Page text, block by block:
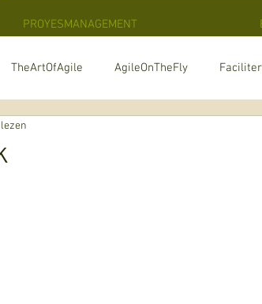
PROYESMANAGEMENT
TheArtOfAgile AgileOnTheFly